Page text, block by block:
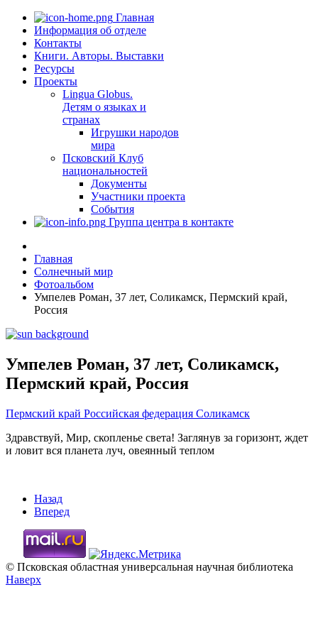
Главная
Информация об отделе
Контакты
Книги. Авторы. Выставки
Ресурсы
Проекты
Lingua Globus.
Детям о языках и
странах
Игрушки народов
мира
Псковский Клуб
национальностей
Документы
Участники проекта
События
Группа центра в контакте
Главная
Солнечный мир
Фотоальбом
Умпелев Роман, 37 лет, Соликамск, Пермский край,
Россия
Умпелев Роман, 37 лет, Соликамск,
Пермский край, Россия
Пермский край Российская федерация Соликамск
Здравствуй, Мир, скопленье света! Заглянув за горизонт, ждет
и ловит вся планета луч, овеянный теплом
Назад
Вперед
© Псковская областная универсальная научная библиотека
Наверх